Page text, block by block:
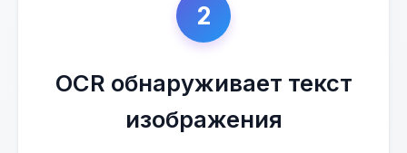
2
OCR обнаруживает текст
изображения